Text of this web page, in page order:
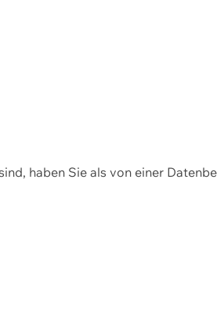
haben Sie als von einer